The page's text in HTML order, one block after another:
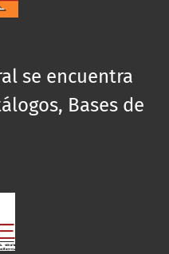
se encuentra
Bases de